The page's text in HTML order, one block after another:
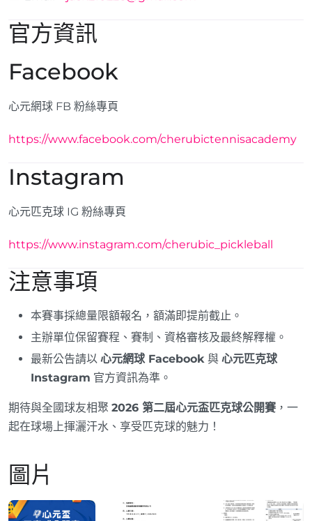
官方資訊
Facebook
心元網球 FB 粉絲專頁
https://www.facebook.com/cherubictennisacademy
Instagram
心元匹克球 IG 粉絲專頁
https://www.instagram.com/cherubic_pickleball
注意事項
本賽事採總量限額報名，額滿即提前截止。
主辦單位保留賽程、賽制、資格審核及最終解釋權。
最新公告請以 心元網球 Facebook 與 心元匹克球
Instagram 官方資訊為準。
期待與全國球友相聚 2026 第二屆心元盃匹克球公開賽 ，一
起在球場上揮灑汗水、享受匹克球的魅力！
圖片